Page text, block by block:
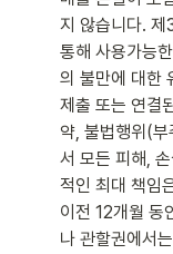
지 않습니다. 제
통해 사용가능
의 불만에 대한
제출 또는 연결
약, 불법행위(
서 모든 피해,
적인 최대 책임
이전 12개월 동
나 관할권에서